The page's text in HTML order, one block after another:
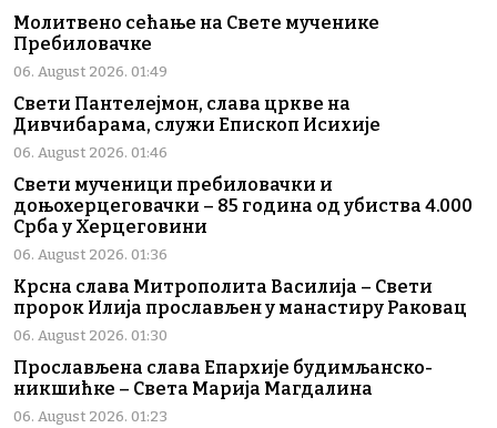
Молитвено сећање на Свете мученике
Пребиловачке
06. August 2026. 01:49
Свети Пантелејмон, слава цркве на
Дивчибарама, служи Епископ Исихије
06. August 2026. 01:46
Свети мученици пребиловачки и
доњохерцеговачки – 85 година од убиства 4.000
Срба у Херцеговини
06. August 2026. 01:36
Крсна слава Митрополита Василија – Свети
пророк Илија прослављен у манастиру Раковац
06. August 2026. 01:30
Прослављена слава Епархије будимљанско-
никшићке – Света Марија Магдалина
06. August 2026. 01:23